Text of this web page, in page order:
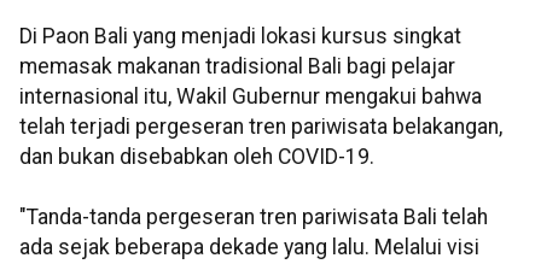
Di Paon Bali yang menjadi lokasi kursus singkat
memasak makanan tradisional Bali bagi pelajar
internasional itu, Wakil Gubernur mengakui bahwa
telah terjadi pergeseran tren pariwisata belakangan,
dan bukan disebabkan oleh COVID-19.
"Tanda-tanda pergeseran tren pariwisata Bali telah
ada sejak beberapa dekade yang lalu. Melalui visi